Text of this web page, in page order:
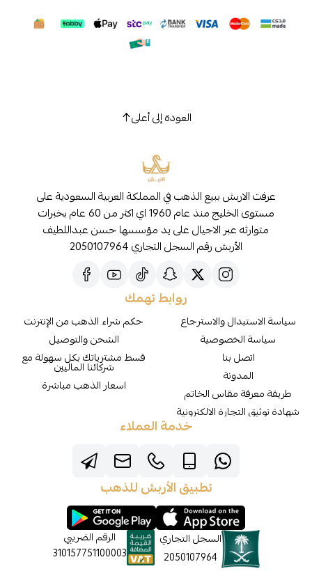
العودة إلى أعلى
عرفت الاربش ببيع الذهب في المملكة العربية السعودية على
مستوى الخليج منذ عام 1960 اي اكثر من 60 عام بخبرات
متوارثه عبر الاجيال على يد مؤسسها حسن عبداللطيف
الأربش رقم السجل التجاري 2050107964
روابط تهمك
سياسة الاستبدال والاسترجاع
سياسة الخصوصية
اتصل بنا
المدونة
طريقة معرفة مقاس الخاتم
شهادة توثيق التجارة الالكترونية
حكم شراء الذهب من الإنترنت
الشحن والتوصيل
قسط مشترياتك بكل سهولة مع
شركائنا الماليين
اسعار الذهب مباشرة
خدمة العملاء
تطبيق الأربش للذهب
السجل التجاري
2050107964
الرقم الضريبي
310157751100003